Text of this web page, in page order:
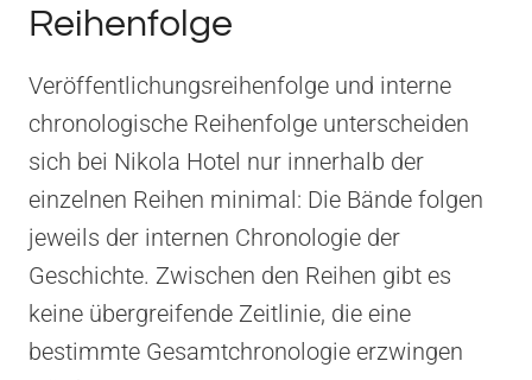
Reihenfolge
Veröffentlichungsreihenfolge und interne
chronologische Reihenfolge unterscheiden
sich bei Nikola Hotel nur innerhalb der
einzelnen Reihen minimal: Die Bände folgen
jeweils der internen Chronologie der
Geschichte. Zwischen den Reihen gibt es
keine übergreifende Zeitlinie, die eine
bestimmte Gesamtchronologie erzwingen